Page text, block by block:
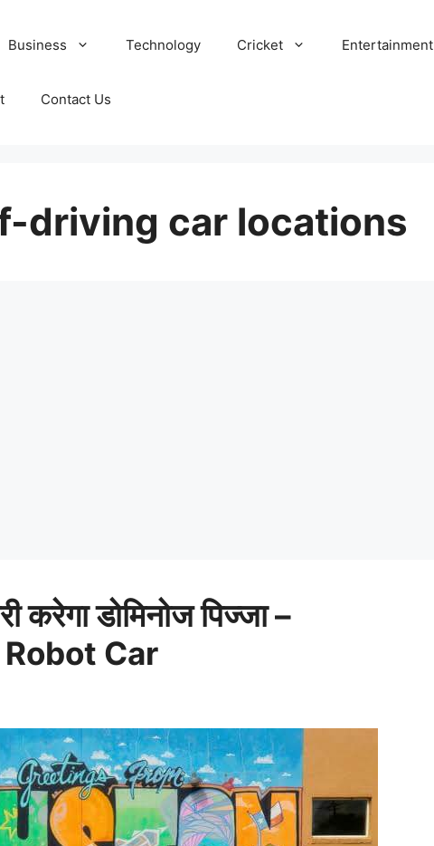
Business Technology Cricket Entertainment
Contact Us
driving car locations
करेगा डोमिनोज पिज्जा –
Car